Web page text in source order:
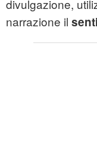
divulgazione,
narrazione il